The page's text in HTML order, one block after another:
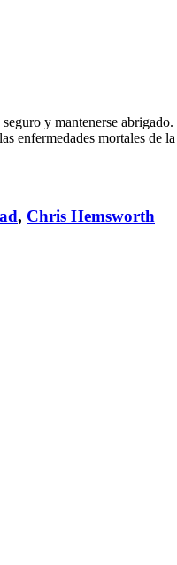
y mantenerse
enfermedades mortales
, Chris Hemsworth